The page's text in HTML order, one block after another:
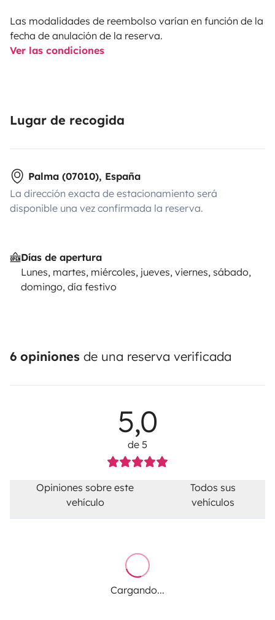
Las modalidades de reembolso varían en función de la
fecha de anulación de la reserva.
Ver las condiciones
Lugar de recogida
Palma (07010), España
La dirección exacta de estacionamiento será
disponible una vez confirmada la reserva.
Días de apertura
Lunes, martes, miércoles, jueves, viernes, sábado,
domingo, día festivo
6 opiniones de una reserva verificada
5,0
de 5
Opiniones sobre este
vehículo
Todos sus
vehículos
Cargando...